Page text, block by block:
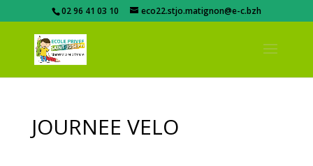
02 96 41 03 10 eco22.stjo.matignon@e-c.bzh
JOURNEE VELO